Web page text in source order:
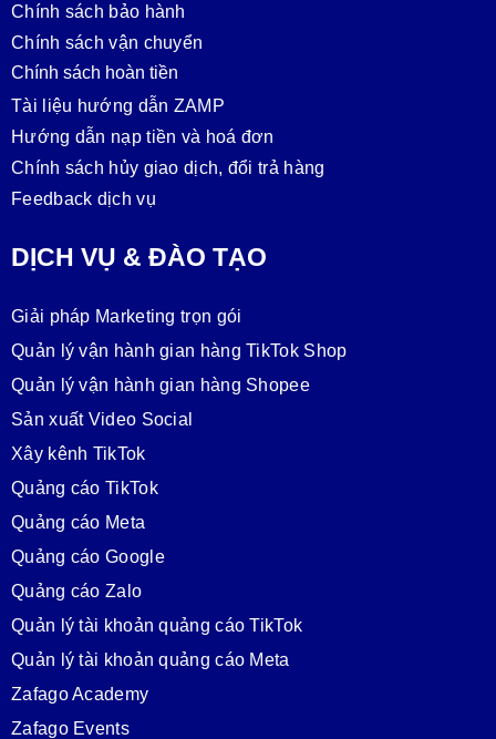
Chính sách bảo hành
Chính sách vận chuyển
Chính sách hoàn tiền
Tài liệu hướng dẫn ZAMP
Hướng dẫn nạp tiền và hoá đơn
Chính sách hủy giao dịch, đổi trả hàng
Feedback dịch vụ
DỊCH VỤ & ĐÀO TẠO
Giải pháp Marketing trọn gói
Quản lý vận hành gian hàng TikTok Shop
Quản lý vận hành gian hàng Shopee
Sản xuất Video Social
Xây kênh TikTok
Quảng cáo TikTok
Quảng cáo Meta
Quảng cáo Google
Quảng cáo Zalo
Quản lý tài khoản quảng cáo TikTok
Quản lý tài khoản quảng cáo Meta
Zafago Academy
Zafago Events